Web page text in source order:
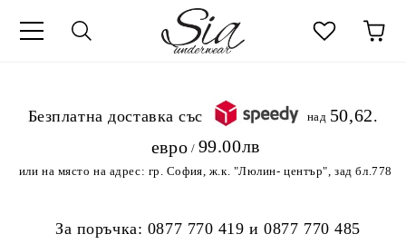
.Безплатна доставка със
над 50,62
евро / 99.00лв
или на място на адрес: гр. София, ж.к. "Люлин- център", зад бл.778
За поръчка: 0877 770 419 и0877 770 485